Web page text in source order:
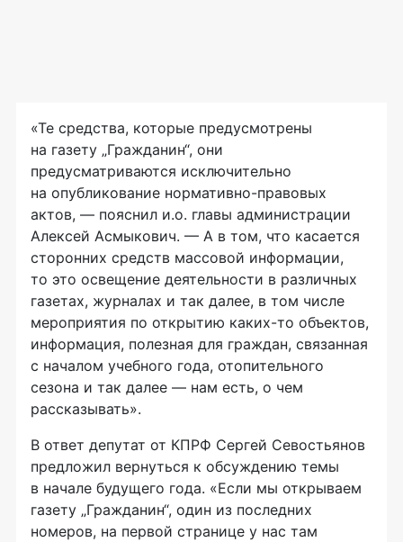
«Те средства, которые предусмотрены
на газету „Гражданин“, они
предусматриваются исключительно
на опубликование нормативно-правовых
актов, — пояснил и.о. главы администрации
Алексей Асмыкович. — А в том, что касается
сторонних средств массовой информации,
то это освещение деятельности в различных
газетах, журналах и так далее, в том числе
мероприятия по открытию каких-то объектов,
информация, полезная для граждан, связанная
с началом учебного года, отопительного
сезона и так далее — нам есть, о чем
рассказывать».
В ответ депутат от КПРФ Сергей Севостьянов
предложил вернуться к обсуждению темы
в начале будущего года. «Если мы открываем
газету „Гражданин“, один из последних
номеров, на первой странице у нас там